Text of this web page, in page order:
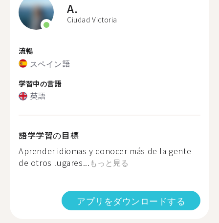
A.
Ciudad Victoria
流暢
スペイン語
学習中の言語
英語
語学学習の目標
Aprender idiomas y conocer más de la gente
de otros lugares...もっと見る
アプリをダウンロードする